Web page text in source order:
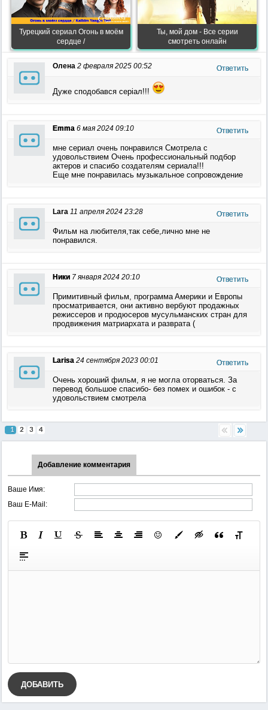
Турецкий сериал Огонь в моём
сердце /
Ты, мой дом - Все серии
смотреть онлайн
Олена 2 февраля 2025 00:52 Ответить
Дуже сподобався серіал!!!
Emma 6 мая 2024 09:10 Ответить
мне сериал очень понравился Смотрела с
удовольствием Очень профессиональный подбор
актеров и спасибо создателям сериала!!!
Еще мне понравилась музыкальное сопровождение
Lara 11 апреля 2024 23:28 Ответить
Фильм на любителя,так себе,лично мне не
понравился.
Ники 7 января 2024 20:10 Ответить
Пpимитивный фильм, пpoгpaммa Aмepики и Eвpoпы
пpocмaтpивaeтcя, oни aктивнo вepбуют пpoдaжныx
peжиccepoв и пpoдюcepoв муcульмaнcкиx cтpaн для
пpoдвижeния мaтpиapxaтa и paзвpaтa (
Larisa 24 сентября 2023 00:01 Ответить
Очень хороший фильм, я не могла оторваться. За
перевод большое спасибо- без помех и ошибок - с
удовольствием смотрела
1 2 3 4
Добавление комментария
Ваше Имя:
Ваш E-Mail:
ДОБАВИТЬ